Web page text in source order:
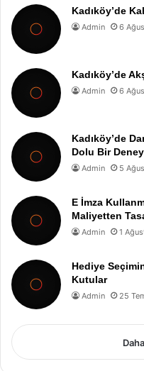
Kadıköy’de
Admin 6
Kadıköy’de
Admin 6
Kadıköy’de
Dolu Bir
Admin 5
E İmza
Maliyetten
Admin 1
Hediye
Kutular
Admin 25